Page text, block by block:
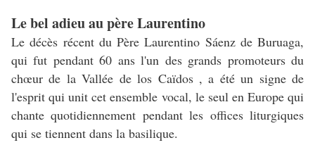
Le bel adieu au père Laurentino
Le décès récent du Père Laurentino Sáenz de Buruaga,
qui fut pendant 60 ans l'un des grands promoteurs du
chœur de la Vallée de los Caïdos , a été un signe de
l'esprit qui unit cet ensemble vocal, le seul en Europe qui
chante quotidiennement pendant les offices liturgiques
qui se tiennent dans la basilique.